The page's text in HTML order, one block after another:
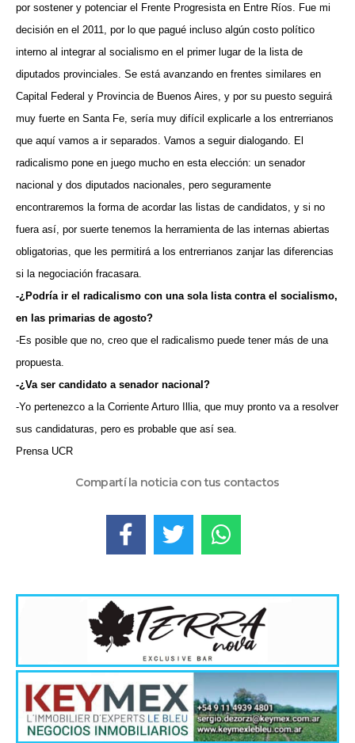
por sostener y potenciar el Frente Progresista en Entre Ríos. Fue mi
decisión en el 2011, por lo que pagué incluso algún costo político
interno al integrar al socialismo en el primer lugar de la lista de
diputados provinciales. Se está avanzando en frentes similares en
Capital Federal y Provincia de Buenos Aires, y por su puesto seguirá
muy fuerte en Santa Fe, sería muy difícil explicarle a los entrerrianos
que aquí vamos a ir separados. Vamos a seguir dialogando. El
radicalismo pone en juego mucho en esta elección: un senador
nacional y dos diputados nacionales, pero seguramente
encontraremos la forma de acordar las listas de candidatos, y si no
fuera así, por suerte tenemos la herramienta de las internas abiertas
obligatorias, que les permitirá a los entrerrianos zanjar las diferencias
si la negociación fracasara.
-¿Podría ir el radicalismo con una sola lista contra el socialismo,
en las primarias de agosto?
-Es posible que no, creo que el radicalismo puede tener más de una
propuesta.
-¿Va ser candidato a senador nacional?
-Yo pertenezco a la Corriente Arturo Illia, que muy pronto va a resolver
sus candidaturas, pero es probable que así sea.
Prensa UCR
Compartí la noticia con tus contactos